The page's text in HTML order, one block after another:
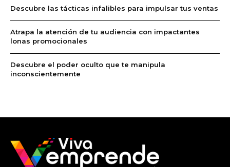
Descubre las tácticas infalibles para impulsar tus ventas
Atrapa la atención de tu audiencia con impactantes
lonas promocionales
Descubre el poder oculto que te manipula
inconscientemente